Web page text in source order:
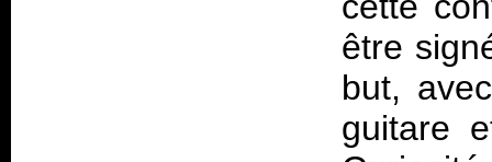
être
but,
guitare